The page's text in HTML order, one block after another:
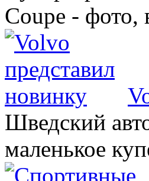
Coupe - фото,
Шведский
маленькое